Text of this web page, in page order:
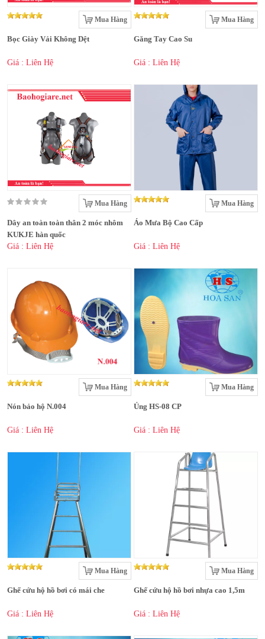
Mua Hàng
Bọc Giày Vải Không Dệt
Giá : Liên Hệ
Mua Hàng
Găng Tay Cao Su
Giá : Liên Hệ
Mua Hàng
Dây an toàn toàn thân 2 móc nhôm
KUKJE hàn quốc
Giá : Liên Hệ
Mua Hàng
Áo Mưa Bộ Cao Cấp
Giá : Liên Hệ
Mua Hàng
Nón bảo hộ N.004
Giá : Liên Hệ
Mua Hàng
Ủng HS-08 CP
Giá : Liên Hệ
Mua Hàng
Ghế cứu hộ hồ bơi có mái che
Giá : Liên Hệ
Mua Hàng
Ghế cứu hộ hồ bơi nhựa cao 1,5m
Giá : Liên Hệ